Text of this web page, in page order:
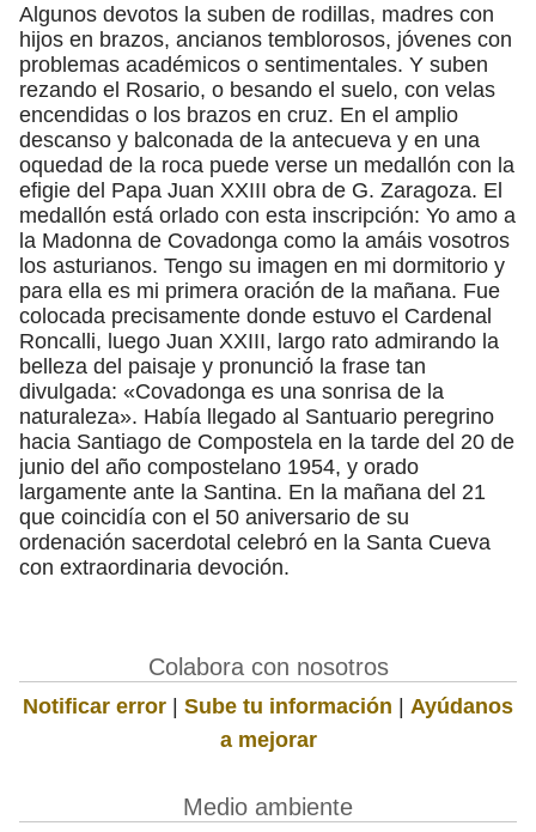
Algunos devotos la suben de rodillas, madres con
hijos en brazos, ancianos temblorosos, jóvenes con
problemas académicos o sentimentales. Y suben
rezando el Rosario, o besando el suelo, con velas
encendidas o los brazos en cruz. En el amplio
descanso y balconada de la antecueva y en una
oquedad de la roca puede verse un medallón con la
efigie del Papa Juan XXIII obra de G. Zaragoza. El
medallón está orlado con esta inscripción: Yo amo a
la Madonna de Covadonga como la amáis vosotros
los asturianos. Tengo su imagen en mi dormitorio y
para ella es mi primera oración de la mañana. Fue
colocada precisamente donde estuvo el Cardenal
Roncalli, luego Juan XXIII, largo rato admirando la
belleza del paisaje y pronunció la frase tan
divulgada: «Covadonga es una sonrisa de la
naturaleza». Había llegado al Santuario peregrino
hacia Santiago de Compostela en la tarde del 20 de
junio del año compostelano 1954, y orado
largamente ante la Santina. En la mañana del 21
que coincidía con el 50 aniversario de su
ordenación sacerdotal celebró en la Santa Cueva
con extraordinaria devoción.
Colabora con nosotros
Notificar error | Sube tu información | Ayúdanos
a mejorar
Medio ambiente